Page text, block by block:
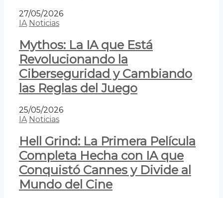
27/05/2026
IA Noticias
Mythos: La IA que Está
Revolucionando la
Ciberseguridad y Cambiando
las Reglas del Juego
25/05/2026
IA Noticias
Hell Grind: La Primera Película
Completa Hecha con IA que
Conquistó Cannes y Divide al
Mundo del Cine